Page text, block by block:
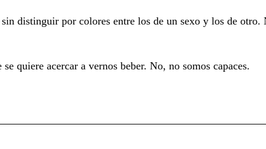
distinguir por colores entre los de un sexo y los de otro.
quiere acercar a vernos beber. No, no somos capaces.